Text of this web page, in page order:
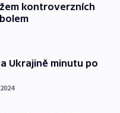
kontroverzních
Ukrajině minutu po